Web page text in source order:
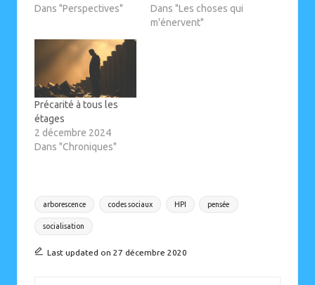
Dans "Perspectives"
Dans "Les choses qui
m'énervent"
Précarité à tous les
étages
2 décembre 2024
Dans "Chroniques"
Tags:
arborescence codes sociaux HPI pensée
socialisation
Last updated on 27 décembre 2020